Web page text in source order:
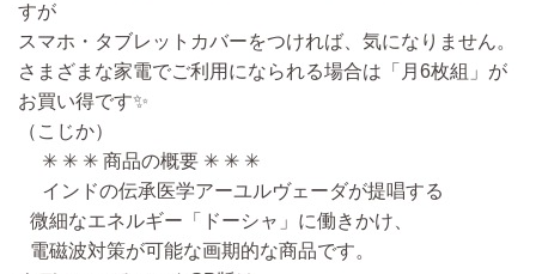
すが
スマホ・タブレットカバーをつければ、気になりません。
さまざまな家電でご利用になられる場合は「月6枚組」が
お買い得です✨
（こじか）
✳ ✳ ✳ 商品の概要 ✳ ✳ ✳
インドの伝承医学アーユルヴェーダが提唱する
微細なエネルギー「ドーシャ」に働きかけ、
電磁波対策が可能な画期的な商品です。